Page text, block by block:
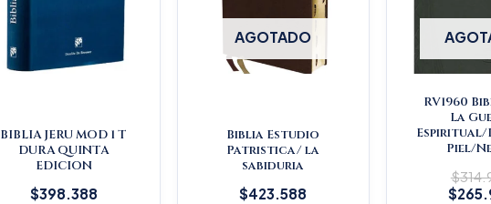
BIBLIA JERU MOD 1 T
DURA QUINTA
EDICION
$398.388
AGOTADO
Biblia Estudio
Patristica/ la
sabiduria
$423.588
RV1960
La
Espiritual/
Piel/
$
$